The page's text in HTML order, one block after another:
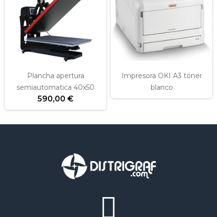
Plancha apertura
semiautomatica 40x50
590,00 €
Impresora OKI A3 tóner
blanco